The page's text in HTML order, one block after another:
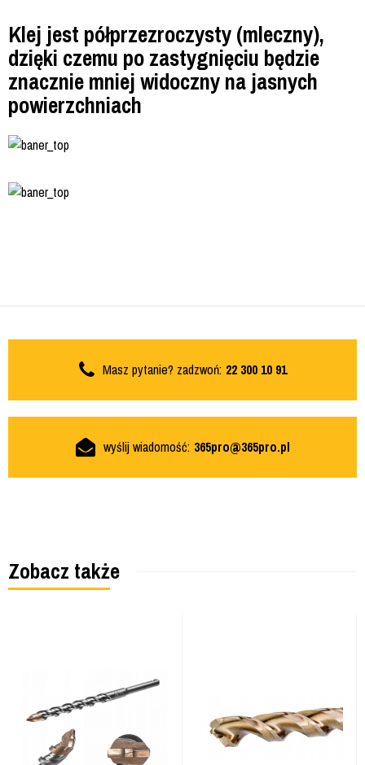
Klej jest półprzezroczysty (mleczny),
dzięki czemu po zastygnięciu będzie
znacznie mniej widoczny na jasnych
powierzchniach
Masz pytanie? zadzwoń: 22 300 10 91
wyślij wiadomość: 365pro@365pro.pl
Zobacz także